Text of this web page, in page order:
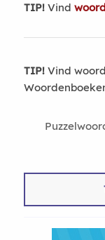
TIP!Vind
TIP!Vind